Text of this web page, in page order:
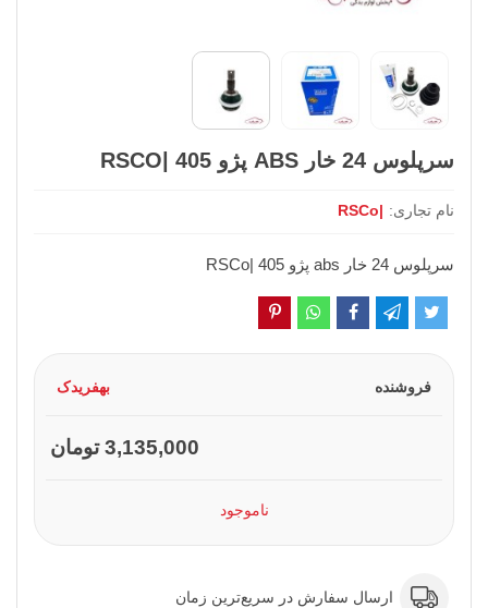
سرپلوس 24 خار ABS پژو 405 |RSCO
نام تجاری: |RSCo
سرپلوس 24 خار abs پژو 405 |RSCo
فروشنده بهفریدک
3,135,000 تومان
ناموجود
ارسال سفارش در سریع‌ترین زمان